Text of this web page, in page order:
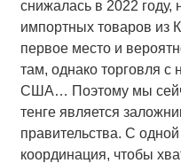
снижалась в 2022 году,
импортных товаров из
первое место и
там, однако торговля
США… Поэтому мы
тенге является
правительства. С
координация, чтобы